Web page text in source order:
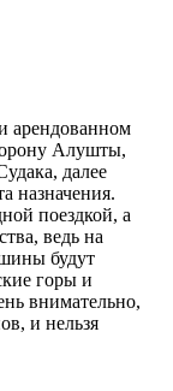
арендованном
Алушты,
далее
назначения.
поездкой, а
ведь на
будут
горы и
внимательно,
и нельзя